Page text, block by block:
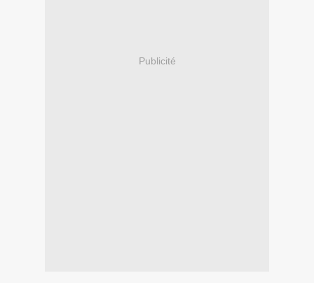
Publicité